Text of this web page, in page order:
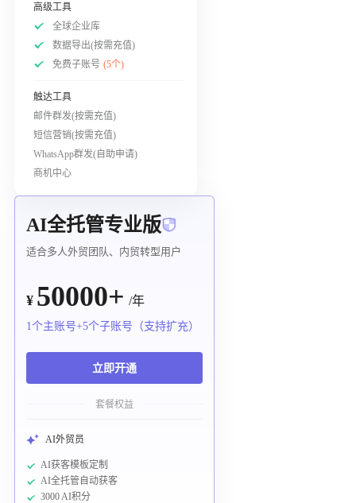
高级工具
全球企业库
数据导出(按需充值)
免费子账号 (5个)
触达工具
邮件群发(按需充值)
短信营销(按需充值)
WhatsApp群发(自助申请)
商机中心
AI全托管专业版
适合多人外贸团队、内贸转型用户
¥ 50000+ /年
1个主账号+5个子账号（支持扩充）
立即开通
套餐权益
AI外贸员
AI获客模板定制
AI全托管自动获客
3000 AI积分